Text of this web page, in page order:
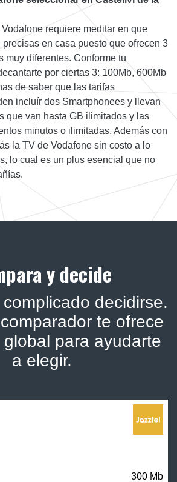
requiere meditar en que
en casa puesto que ofrecen 3
muy diferentes. Conforme tu
por ciertas 3: 100Mb, 600Mb
de saber que las tarifas
incluír dos Smartphonees y llevan
que van hasta GB ilimitados y las
minutos o ilimitadas. Además con
la TV de Vodafone sin costo a lo
lo cual es un plus esencial que no
y decide
decidirse.
te ofrece
para ayudarte
a elegir.
300 Mb